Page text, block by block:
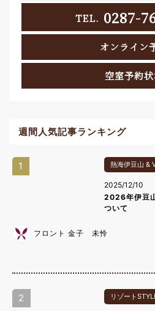
TEL. 0287-
オンライン
空室予約
週間人気記事ランキング
1 熱海伊豆山 &
2025/12/10
2026年伊豆
ついて
フロント 金子 未怜
2 リゾート